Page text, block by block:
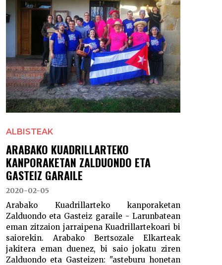
ALBISTEAK
ARABAKO KUADRILLARTEKO
KANPORAKETAN ZALDUONDO ETA
GASTEIZ GARAILE
2020-02-05
Arabako Kuadrillarteko kanporaketan
Zalduondo eta Gasteiz garaile - Larunbatean
eman zitzaion jarraipena Kuadrillartekoari bi
saiorekin. Arabako Bertsozale Elkarteak
jakitera eman duenez, bi saio jokatu ziren
Zalduondo eta Gasteizen: "asteburu honetan